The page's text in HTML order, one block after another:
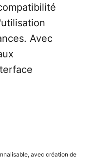
Avec
avec création de